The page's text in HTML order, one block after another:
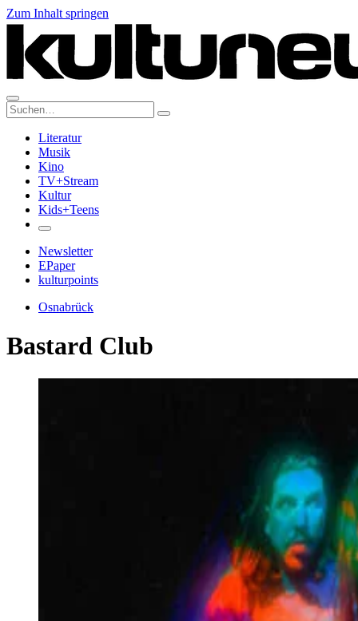
Zum Inhalt springen
Suche:
Literatur
Musik
Kino
TV+Stream
Kultur
Kids+Teens
Newsletter
EPaper
kulturpoints
Osnabrück
Bastard Club